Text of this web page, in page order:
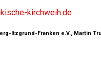
kirchweih.de
Itzgrund-Franken e.V., Martin